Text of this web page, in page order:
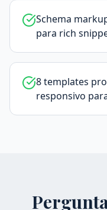
Schema
para rich
8 templates
responsivo